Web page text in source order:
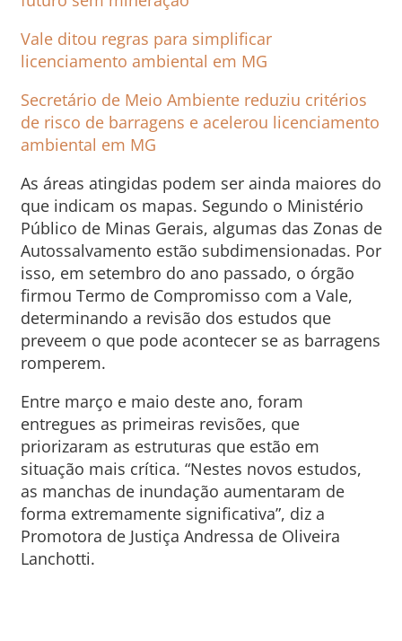
Vale ditou regras para simplificar
licenciamento ambiental em MG
Secretário de Meio Ambiente reduziu critérios
de risco de barragens e acelerou licenciamento
ambiental em MG
As áreas atingidas podem ser ainda maiores do
que indicam os mapas. Segundo o Ministério
Público de Minas Gerais, algumas das Zonas de
Autossalvamento estão subdimensionadas. Por
isso, em setembro do ano passado, o órgão
firmou Termo de Compromisso com a Vale,
determinando a revisão dos estudos que
preveem o que pode acontecer se as barragens
romperem.
Entre março e maio deste ano, foram
entregues as primeiras revisões, que
priorizaram as estruturas que estão em
situação mais crítica. “Nestes novos estudos,
as manchas de inundação aumentaram de
forma extremamente significativa”, diz a
Promotora de Justiça Andressa de Oliveira
Lanchotti.